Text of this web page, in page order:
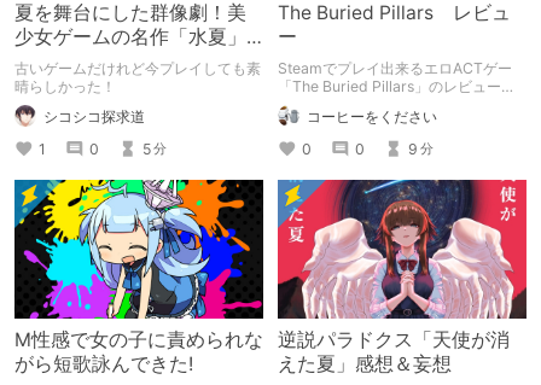
夏を舞台にした群像劇！美
少女ゲームの名作「水夏」
を今こそ！
古いゲームだけれど今プレイしても素
晴らしかった！
シコシコ探求道
1
0 5分
The Buried Pillars レビュ
ー
Steamでプレイ出来るエロACTゲー
「The Buried Pillars」のレビューで
す。
コーヒーをください
0
0 9 分
M性感で女の子に責められな
がら短歌詠んできた!
逆説パラドクス「天使が消
えた夏」感想＆妄想